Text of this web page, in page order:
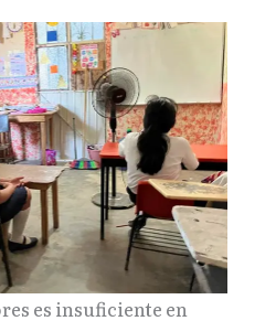
es insuficiente en